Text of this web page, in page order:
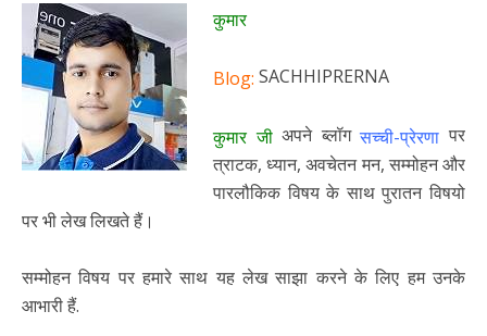
कुमार
Blog: SACHHIPRERNA
कुमार जीअपने ब्लॉगसच्ची-प्रेरणा पर
त्राटक, ध्यान, अवचेतन मन, सम्मोहन और
पारलौकिक विषय के साथ पुरातन विषयो
पर भी लेख लिखते हैं।
सम्मोहन विषय पर हमारे साथ यह लेख साझा करने के लिए हम उनके
आभारी हैं.